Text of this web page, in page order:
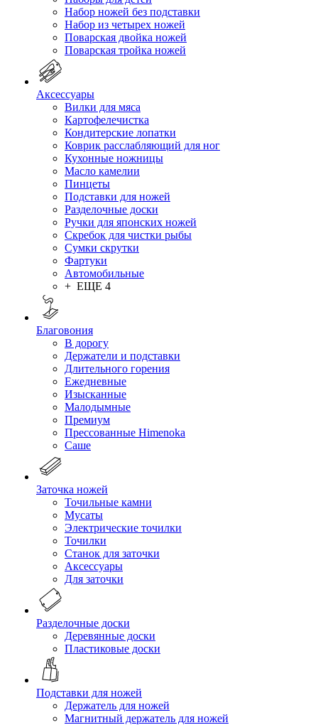
Набор ножей без подставки
Набор из четырех ножей
Поварская двойка ножей
Поварская тройка ножей
Аксессуары
Вилки для мяса
Картофелечистка
Кондитерские лопатки
Коврик расслабляющий для ног
Кухонные ножницы
Масло камелии
Пинцеты
Подставки для ножей
Разделочные доски
Ручки для японских ножей
Скребок для чистки рыбы
Сумки скрутки
Фартуки
Автомобильные
+ ЕЩЕ 4
Благовония
В дорогу
Держатели и подставки
Длительного горения
Ежедневные
Изысканные
Малодымные
Премиум
Прессованные Himenoka
Саше
Заточка ножей
Точильные камни
Мусаты
Электрические точилки
Точилки
Станок для заточки
Аксессуары
Для заточки
Разделочные доски
Деревянные доски
Пластиковые доски
Подставки для ножей
Держатель для ножей
Магнитный держатель для ножей